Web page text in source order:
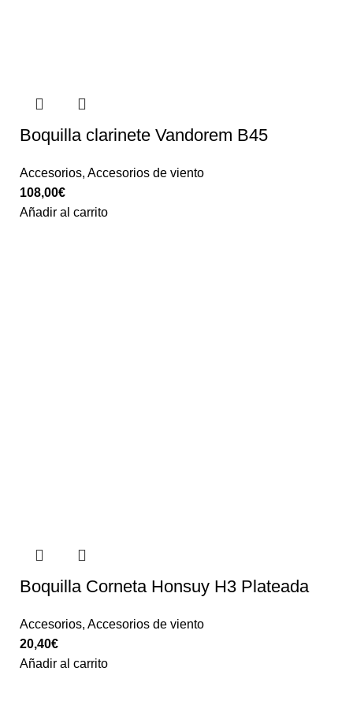
Boquilla clarinete Vandorem B45
Accesorios,Accesorios de viento
108,00€
Añadir al carrito
Boquilla Corneta Honsuy H3 Plateada
Accesorios,Accesorios de viento
20,40€
Añadir al carrito